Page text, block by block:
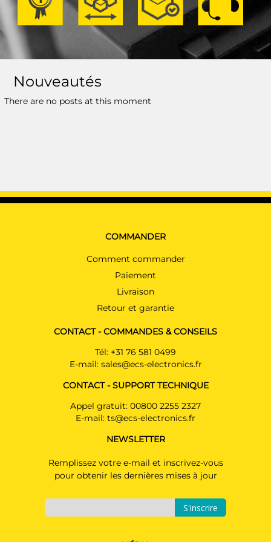
Nouveautés
There are no posts at this moment
COMMANDER
Comment commander
Paiement
Livraison
Retour et garantie
CONTACT - COMMANDES & CONSEILS
Tél: +31 76 581 0499
E-mail: sales@ecs-electronics.fr
CONTACT - SUPPORT TECHNIQUE
Appel gratuit: 00800 2255 2327
E-mail: ts@ecs-electronics.fr
NEWSLETTER
Remplissez votre e-mail et inscrivez-vous
pour obtenir les dernières mises à jour
S'inscrire